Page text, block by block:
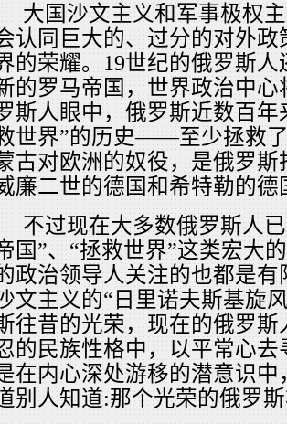
大国沙文主义和军事极权
认同巨大的、过分的对外
的荣耀。19世纪的俄罗斯
的罗马帝国，世界政治中
斯人眼中，俄罗斯近数百
世界”的历史——至少拯救
古对欧洲的奴役，是俄罗
廉二世的德国和希特勒的
不过现在大多数俄罗斯人
国”、“拯救世界”这类宏大
政治领导人关注的也都是
文主义的“日里诺夫斯基旋
往昔的光荣，现在的俄罗
的民族性格中，以平常心
在内心深处游移的潜意识
别人知道:那个光荣的俄罗